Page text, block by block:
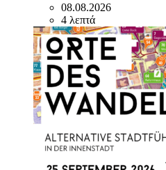
08.08.2026
4 λεπτά